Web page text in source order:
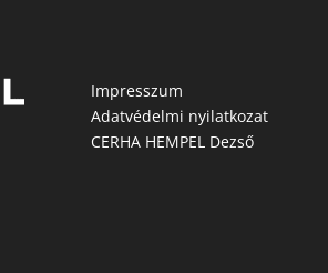
Impresszum
Adatvédelmi nyilatkozat
CERHA HEMPEL Dezső